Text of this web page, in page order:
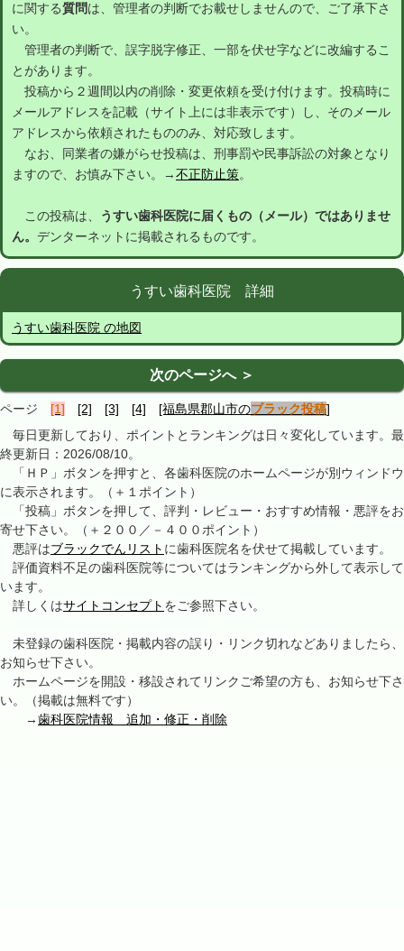
に関する質問は、管理者の判断でお載せしませんので、ご了承下さ
い。
管理者の判断で、誤字脱字修正、一部を伏せ字などに改編するこ
とがあります。
投稿から２週間以内の削除・変更依頼を受け付けます。投稿時に
メールアドレスを記載（サイト上には非表示です）し、そのメール
アドレスから依頼されたもののみ、対応致します。
なお、同業者の嫌がらせ投稿は、刑事罰や民事訴訟の対象となり
ますので、お慎み下さい。→不正防止策。
この投稿は、
うすい歯科医院に届くもの（メール）ではありませ
ん。 デンターネットに掲載されるものです。
うすい歯科医院 詳細
うすい歯科医院 の地図
次のページへ ＞
ページ [1] [2] [3] [4] [福島県郡山市のブラック投稿]
毎日更新しており、ポイントとランキングは日々変化しています。最
終更新日：2026/08/10。
「ＨＰ」ボタンを押すと、各歯科医院のホームページが別ウィンドウ
に表示されます。（＋１ポイント）
「投稿」ボタンを押して、評判・レビュー・おすすめ情報・悪評をお
寄せ下さい。（＋２００／－４００ポイント）
悪評はブラックでんリスト に歯科医院名を伏せて掲載しています。
評価資料不足の歯科医院等についてはランキングから外して表示して
います。
詳しくはサイトコンセプト をご参照下さい。
未登録の歯科医院・掲載内容の誤り・リンク切れなどありましたら、
お知らせ下さい。
ホームページを開設・移設されてリンクご希望の方も、お知らせ下さ
い。（掲載は無料です）
→歯科医院情報 追加・修正・削除